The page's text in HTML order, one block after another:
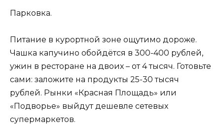
Парковка.
Питание в курортной зоне ощутимо дороже.
Чашка капучино обойдётся в 300-400 рублей,
ужин в ресторане на двоих – от 4 тысяч. Готовьте
сами: заложите на продукты 25-30 тысяч
рублей. Рынки «Красная Площадь» или
«Подворье» выйдут дешевле сетевых
супермаркетов.